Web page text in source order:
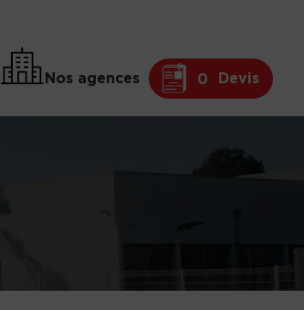
Nos agences 0 Devis